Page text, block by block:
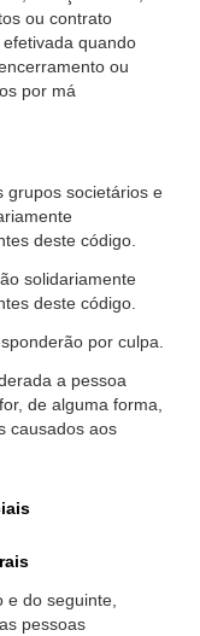
ou contrato
quando
ou
por má
grupos societários e
deste código.
solidariamente
deste código.
por culpa.
a pessoa
de alguma forma,
causados aos
e do seguinte,
pessoas